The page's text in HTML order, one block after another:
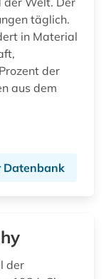
täglich.
in Material
aus dem
Datenbank
der